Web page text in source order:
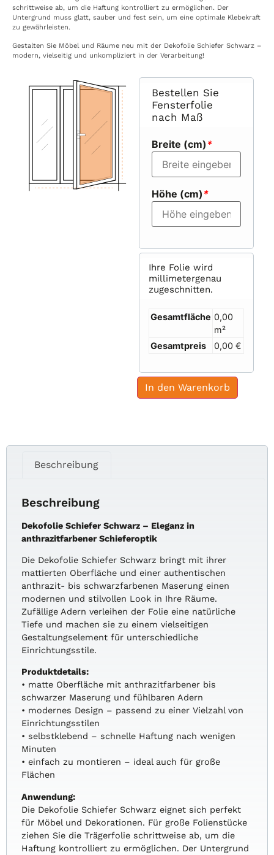
schrittweise ab, um die Haftung kontrolliert zu ermöglichen. Der
Untergrund muss glatt, sauber und fest sein, um eine optimale Klebekraft
zu gewährleisten.
Gestalten Sie Möbel und Räume neu mit der Dekofolie Schiefer Schwarz –
modern, vielseitig und unkompliziert in der Verarbeitung!
Bestellen Sie
Fensterfolie
nach Maß
Breite (cm) *
Höhe (cm) *
Ihre Folie wird
millimetergenau
zugeschnitten.
Gesamtfläche 0,00
m²
Gesamtpreis
0,00 €
In den Warenkorb
Beschreibung
Beschreibung
Dekofolie Schiefer Schwarz – Eleganz in
anthrazitfarbener Schieferoptik
Die Dekofolie Schiefer Schwarz bringt mit ihrer
mattierten Oberfläche und einer authentischen
anthrazit- bis schwarzfarbenen Maserung einen
modernen und stilvollen Look in Ihre Räume.
Zufällige Adern verleihen der Folie eine natürliche
Tiefe und machen sie zu einem vielseitigen
Gestaltungselement für unterschiedliche
Einrichtungsstile.
Produktdetails:
• matte Oberfläche mit anthrazitfarbener bis
schwarzer Maserung und fühlbaren Adern
• modernes Design – passend zu einer Vielzahl von
Einrichtungsstilen
• selbstklebend – schnelle Haftung nach wenigen
Minuten
• einfach zu montieren – ideal auch für große
Flächen
Anwendung:
Die Dekofolie Schiefer Schwarz eignet sich perfekt
für Möbel und Dekorationen. Für große Folienstücke
ziehen Sie die Trägerfolie schrittweise ab, um die
Haftung kontrolliert zu ermöglichen. Der Untergrund